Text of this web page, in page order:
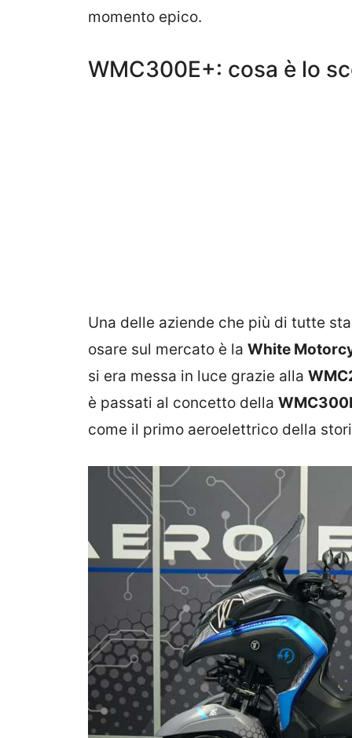
momento epico.
WMC300E+: cosa è lo
Una delle aziende che più di tutte
osare sul mercato è la White
si era messa in luce grazie alla
è passati al concetto della
come il primo aeroelettrico della